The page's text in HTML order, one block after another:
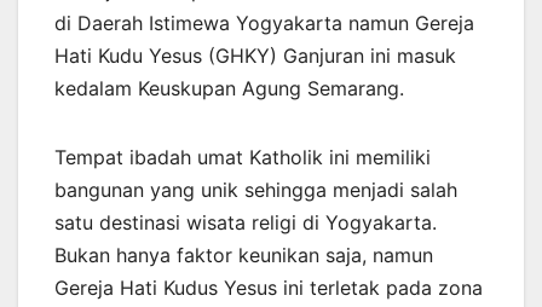
di Daerah Istimewa Yogyakarta namun Gereja
Hati Kudu Yesus (GHKY) Ganjuran ini masuk
kedalam Keuskupan Agung Semarang.
Tempat ibadah umat Katholik ini memiliki
bangunan yang unik sehingga menjadi salah
satu destinasi wisata religi di Yogyakarta.
Bukan hanya faktor keunikan saja, namun
Gereja Hati Kudus Yesus ini terletak pada zona